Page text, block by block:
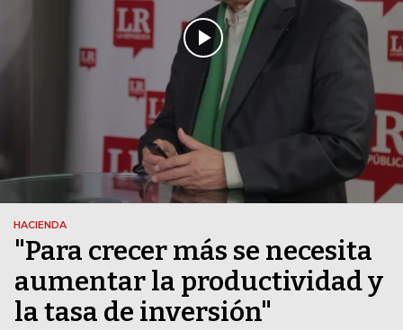
HACIENDA
"Para crecer más se necesita
aumentar la productividad y
la tasa de inversión"